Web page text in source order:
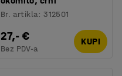
Br. artikla:312501
27,- €
Bez PDV-a
KUPI